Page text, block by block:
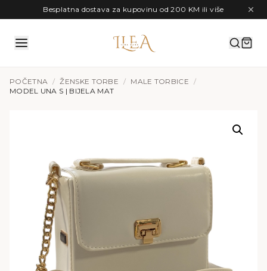
Preskoči na sadržajBesplatna dostava za kupovinu od 200 KM ili više
POČETNA / ŽENSKE TORBE / MALE TORBICE /
MODEL UNA S | BIJELA MAT